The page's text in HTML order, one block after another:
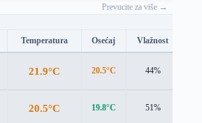
Prevucite za više →
Temperatura Osećaj Vlažnost
21.9°C 20.5°C 44%
20.5°C 19.8°C 51%